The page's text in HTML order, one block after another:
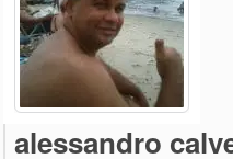
alessandro